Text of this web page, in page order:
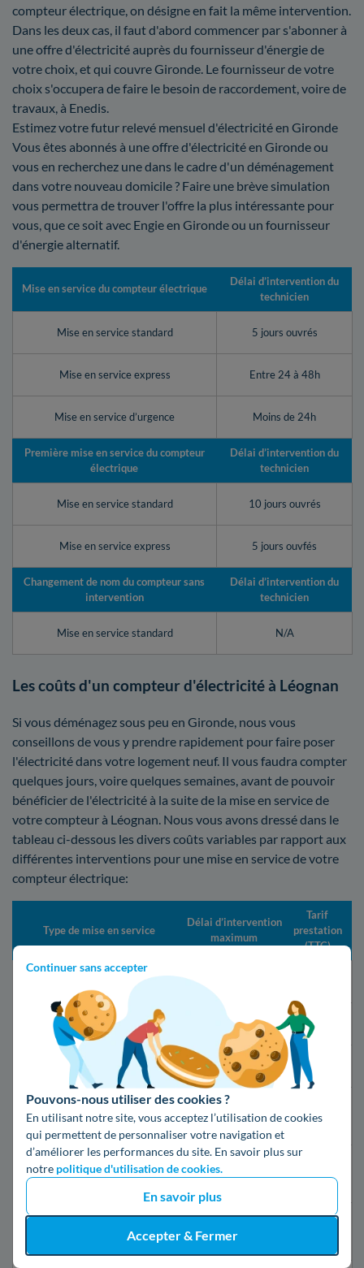
Continuer sans accepter
Pouvons-nous utiliser des cookies ?
En utilisant notre site, vous acceptez l’utilisation de cookies
qui permettent de personnaliser votre navigation et
d’améliorer les performances du site. En savoir plus sur
notre politique d'utilisation de cookies.
En savoir plus
Accepter & Fermer
compteur électrique, on désigne en fait la même intervention.
Dans les deux cas, il faut d'abord commencer par s'abonner à
une offre d'électricité auprès du fournisseur d'énergie de
votre choix, et qui couvre Gironde. Le fournisseur de votre
choix s'occupera de faire le besoin de raccordement, voire de
travaux, à Enedis.
Estimez votre futur relevé mensuel d'électricité en Gironde
Vous êtes abonnés à une offre d'électricité en Gironde ou
vous en recherchez une dans le cadre d'un déménagement
dans votre nouveau domicile ? Faire une brève simulation
vous permettra de trouver l'offre la plus intéressante pour
vous, que ce soit avec Engie en Gironde ou un fournisseur
d'énergie alternatif.
Mise en service du compteur électrique
Délai d’intervention du
technicien
Mise en service standard 5 jours ouvrés
Mise en service express Entre 24 à 48h
Mise en service d’urgence Moins de 24h
Première mise en service du compteur
électrique
Délai d’intervention du
technicien
Mise en service standard 10 jours ouvrés
Mise en service express 5 jours ouvfés
Changement de nom du compteur sans
intervention
Délai d’intervention du
technicien
Mise en service standard N/A
Les coûts d'un compteur d'électricité à Léognan
Si vous déménagez sous peu en Gironde, nous vous
conseillons de vous y prendre rapidement pour faire poser
l'électricité dans votre logement neuf. Il vous faudra compter
quelques jours, voire quelques semaines, avant de pouvoir
bénéficier de l'électricité à la suite de la mise en service de
votre compteur à Léognan. Nous vous avons dressé dans le
tableau ci-dessous les divers coûts variables par rapport aux
différentes interventions pour une mise en service de votre
compteur électrique:
Type de mise en service
Délai d’intervention
maximum
Tarif
prestation
(TTC)
Changement de fournisseur
Mise en service standard 5 jours ouvrés 16,79€
Mise en service express 2 jours ouvrés 55,07€
Mise en service d’urgence
24h après la
souscription
149,19€
Mise en service d’urgence
compteur Linky
30 minutes
(nouveau raccordement)
ouvrés